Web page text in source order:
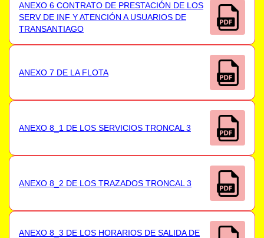
ANEXO 6 CONTRATO DE PRESTACIÓN DE LOS
SERV DE INF Y ATENCIÓN A USUARIOS DE
TRANSANTIAGO
ANEXO 7 DE LA FLOTA
ANEXO 8_1 DE LOS SERVICIOS TRONCAL 3
ANEXO 8_2 DE LOS TRAZADOS TRONCAL 3
ANEXO 8_3 DE LOS HORARIOS DE SALIDA DE